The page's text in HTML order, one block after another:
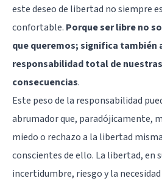
este deseo de libertad no siempre
confortable. Porque ser libre no
que queremos; significa también
responsabilidad total de
consecuencias.
Este peso de la responsabilidad
abrumador que, paradójicamente,
miedo o rechazo a la libertad
conscientes de ello. La libertad, en
incertidumbre, riesgo y la